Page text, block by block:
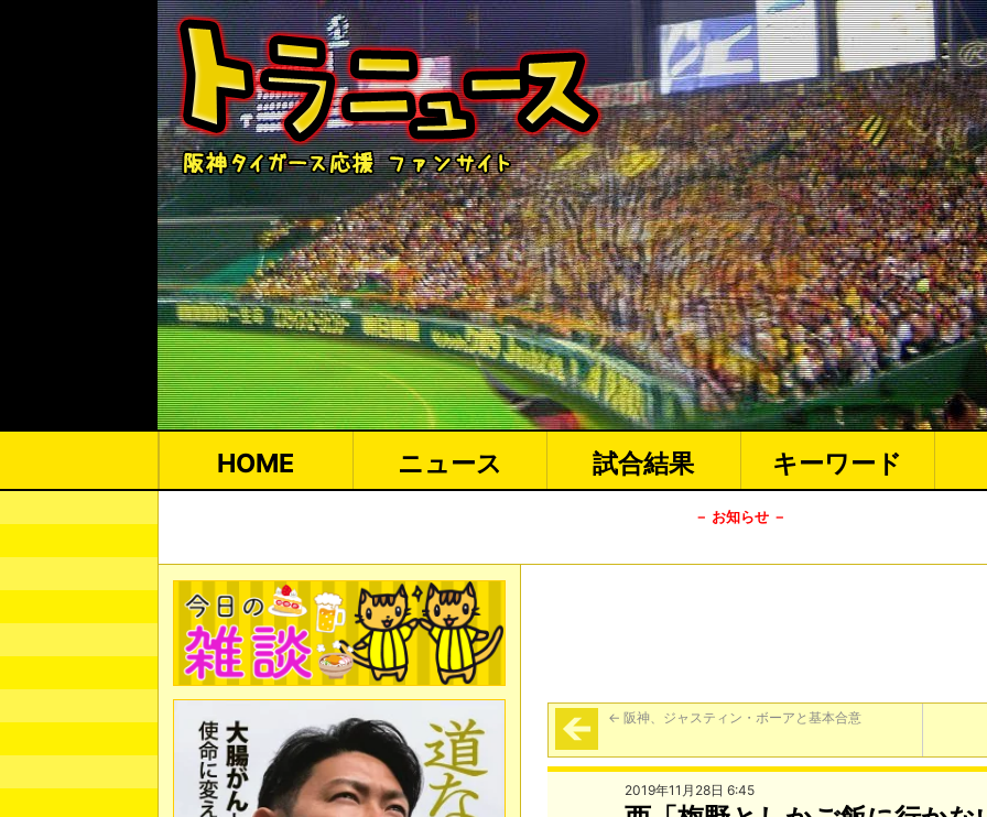
HOME ニュース 試合結果 キーワード
－ お知らせ －
← 阪神、ジャスティン・ボーアと基本合意
2019年11月28日 6:45